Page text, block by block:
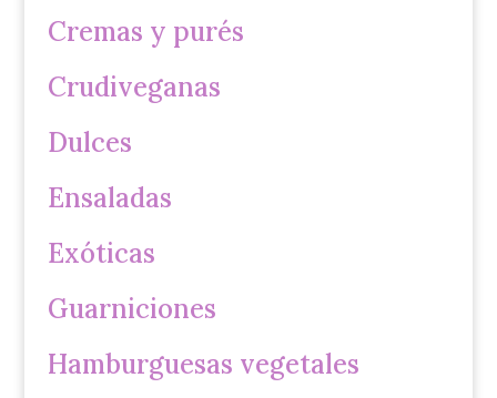
Cremas y purés
Crudiveganas
Dulces
Ensaladas
Exóticas
Guarniciones
Hamburguesas vegetales